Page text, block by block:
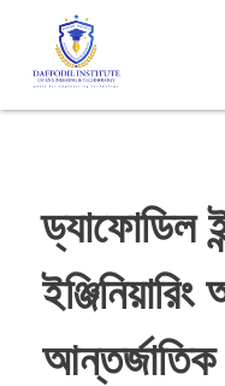
Daffodil Institute of Engineering Technology (DIET)
ড্যাফোডিল
আন্তর্জাতিক